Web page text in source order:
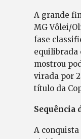
A grande
MG Vôlei/
fase
equilibrada
mostrou
virada por
título da
Sequência
A